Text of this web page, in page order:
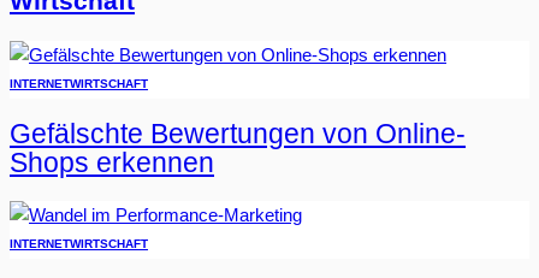
INTERNETWIRTSCHAFT
Gefälschte Bewertungen von Online-
Shops erkennen
INTERNETWIRTSCHAFT